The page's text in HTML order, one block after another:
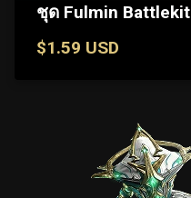
ชุด Fulmin Battlekit
$1.59 USD